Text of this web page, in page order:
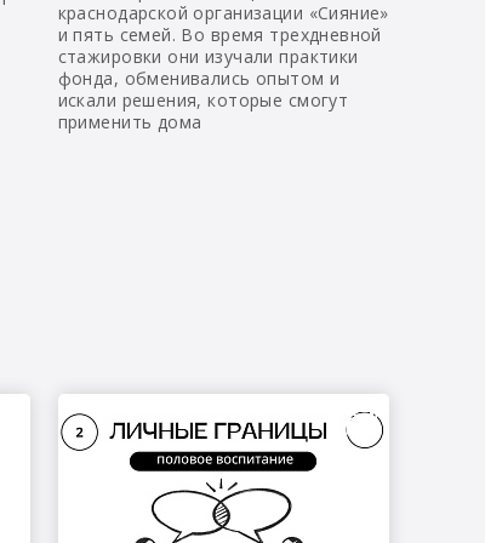
краснодарской организации «Сияние»
и пять семей. Во время трехдневной
стажировки они изучали практики
фонда, обменивались опытом и
искали решения, которые смогут
применить дома